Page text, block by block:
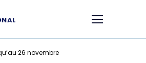
26 novembre